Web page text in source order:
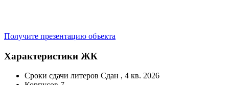
Получите презентацию объекта
Характеристики ЖК
Сроки сдачи литеров Сдан , 4 кв. 2026